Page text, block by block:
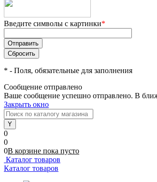
Введите символы с картинки*
* - Поля, обязательные для заполнения
Сообщение отправлено
Ваше сообщение успешно отправлено. В
Закрыть окно
0
0
0В корзине пока пусто
Каталог товаров
Каталог товаров